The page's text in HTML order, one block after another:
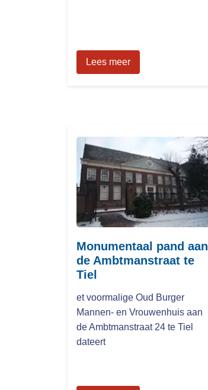
Lees meer
Monumentaal pand aan
de Ambtmanstraat te
Tiel
et voormalige Oud Burger
Mannen- en Vrouwenhuis aan
de Ambtmanstraat 24 te Tiel
dateert